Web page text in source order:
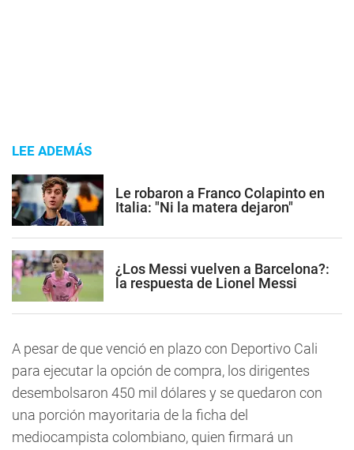
LEE ADEMÁS
Le robaron a Franco Colapinto en
Italia: "Ni la matera dejaron"
¿Los Messi vuelven a Barcelona?:
la respuesta de Lionel Messi
A pesar de que venció en plazo con Deportivo Cali
para ejecutar la opción de compra, los dirigentes
desembolsaron 450 mil dólares y se quedaron con
una porción mayoritaria de la ficha del
mediocampista colombiano, quien firmará un